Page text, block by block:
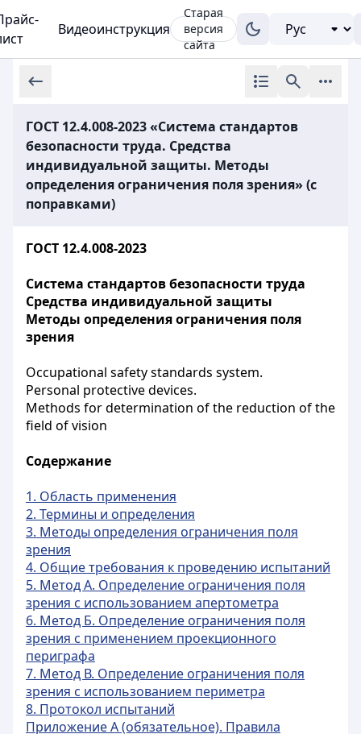
Видеоинструкция
Старая
версия
сайта
ГОСТ 12.4.008-2023 «Система стандартов
безопасности труда. Средства
индивидуальной защиты. Методы
определения ограничения поля зрения» (с
поправками)
ГОСТ 12.4.008-2023
Система стандартов безопасности труда
Средства индивидуальной защиты
Методы определенияограничения поля
зрения
Occupational safety standards system.
Personal protective devices.
Methods for determination of the reduction of the
field of vision
Содержание
1. Область применения
2. Термины и определения
3. Методы определения ограничения поля
зрения
4. Общие требования к проведению испытаний
5. Метод А. Определение ограничения поля
зрения с использованием апертометра
6. Метод Б. Определение ограничения поля
зрения с применением проекционного
периграфа
7. Метод В. Определение ограничения поля
зрения с использованием периметра
8. Протокол испытаний
Приложение А (обязательное). Правила